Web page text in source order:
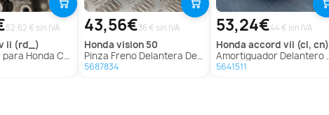
52.62 € sin IVA
ii (rd_)
Honda Cr-V Ii (Rd_)
43,56€36 € sin IVA
honda vision 50
Pinza Freno Delantera Derecha para Honda Vision 50
5687834
53,24€44 € sin IVA
honda accord vii (cl, cn)
Amortiguador Delantero Derecho para Honda Accord Vii (Cl, Cn)
5641511